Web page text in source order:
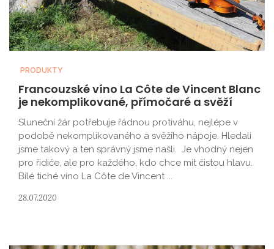
PRODUKTY
Francouzské víno La Côte de Vincent Blanc
je nekomplikované, přímočaré a svěží
Sluneční žár potřebuje řádnou protiváhu, nejlépe v
podobě nekomplikovaného a svěžího nápoje. Hledali
jsme takový a ten správný jsme našli. Je vhodný nejen
pro řidiče, ale pro každého, kdo chce mít čistou hlavu.
Bílé tiché víno La Côte de Vincent ...
28.07.2020